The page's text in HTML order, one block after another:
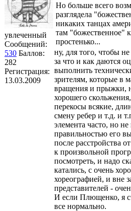
увлеченный
Сообщений:
530 Баллов:
282
Регистрация:
13.03.2009
Но больше всего
разглядела
никаких танцах
там "божественное"
простенько...
ну, для того, чтобы
за что и как даются
выполнить
зрителям, которые в
вращения и прыжки,
хорошего
перекосы всякие,
смену ребер и т.д. и
элемента часто, но не
правильностью его
после расстройства
к произвольной
посмотреть, и надо
катались, с очень
хореографией, и вне
представителей -
И если Плющенко, я
все нормально.